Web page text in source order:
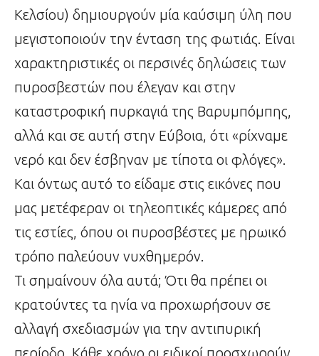
Κελσίου) δημιουργούν μία καύσιμη ύλη που
μεγιστοποιούν την ένταση της φωτιάς. Είναι
χαρακτηριστικές οι περσινές δηλώσεις των
πυροσβεστών που έλεγαν και στην
καταστροφική πυρκαγιά της Βαρυμπόμπης,
αλλά και σε αυτή στην Εύβοια, ότι «ρίχναμε
νερό και δεν έσβηναν με τίποτα οι φλόγες».
Και όντως αυτό το είδαμε στις εικόνες που
μας μετέφεραν οι τηλεοπτικές κάμερες από
τις εστίες, όπου οι πυροσβέστες με ηρωικό
τρόπο παλεύουν νυχθημερόν.
Τι σημαίνουν όλα αυτά; Ότι θα πρέπει οι
κρατούντες τα ηνία να προχωρήσουν σε
αλλαγή σχεδιασμών για την αντιπυρική